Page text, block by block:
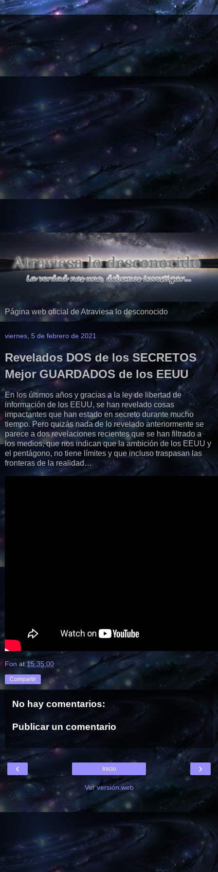
Página web oficial de Atraviesa lo desconocido
viernes, 5 de febrero de 2021
Revelados DOS de los SECRETOS
Mejor GUARDADOS de los EEUU
En los últimos años y gracias a la ley de libertad de
información de los EEUU, se han revelado cosas
impactantes que han estado en secreto durante mucho
tiempo. Pero quizás nada de lo revelado anteriormente se
parece a dos revelaciones recientes que se han filtrado a
los medios, que nos indican que la ambición de los EEUU y
el pentágono, no tiene límites y que incluso traspasan las
fronteras de la realidad…
Fon at 15:35:00
Compartir
No hay comentarios:
Publicar un comentario
‹ ›
Inicio
Ver versión web